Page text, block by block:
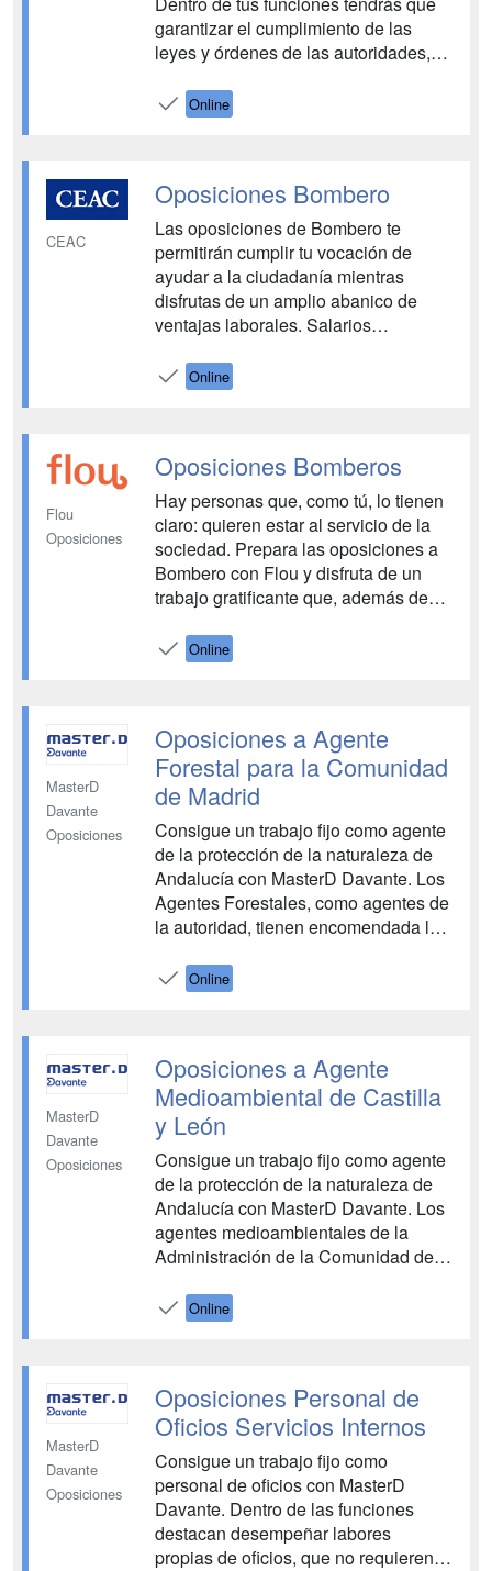
garantizar el cumplimiento de las
leyes y órdenes de las autoridades,
situación de peligro, y vigilar edificios
e instalaciones públicas Tendrás a tu
Online
CEAC
Oposiciones Bombero
Las oposiciones de Bombero te
permitirán cumplir tu vocación de
ayudar a la ciudadanía mientras
disfrutas de un amplio abanico de
ventajas laborales. Salarios
trabajo, y días de vacaciones y
asuntos propios son algunos de los
en la prep...
Online
Flou
Oposiciones
Oposiciones Bomberos
Hay personas que, como tú, lo tienen
claro: quieren estar al servicio de la
sociedad. Prepara las oposiciones a
Bombero con Flou y disfruta de un
trabajo gratificante que, además de
funciones, será de por vida. ¿A qué
esperas?...
Online
MasterD
Davante
Oposiciones
Oposiciones a Agente
Forestal para la Comunidad
de Madrid
Consigue un trabajo fijo como agente
de la protección de la naturaleza de
Andalucía con MasterD Davante. Los
Agentes Forestales, como agentes de
la autoridad, tienen encomendada la
los bienes afectados por la normativa
ambiental, forestal, cinegética, pesca,
Online
MasterD
Davante
Oposiciones
Oposiciones a Agente
Medioambiental de Castilla
y León
Consigue un trabajo fijo como agente
de la protección de la naturaleza de
Andalucía con MasterD Davante. Los
agentes medioambientales de la
Administración de la Comunidad de
como el control de la caza y pesca,
realización de censos e inventarios
Online
MasterD
Davante
Oposiciones
Oposiciones Personal de
Oficios Servicios Internos
Consigue un trabajo fijo como
personal de oficios con MasterD
Davante. Dentro de las funciones
destacan desempeñar labores
propias de oficios, que no requieren